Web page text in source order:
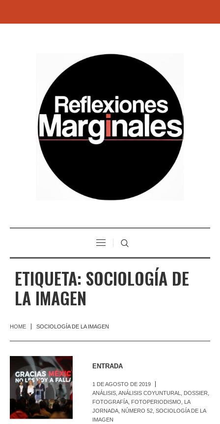
ETIQUETA: SOCIOLOGÍA DE
LA IMAGEN
HOME SOCIOLOGÍA DE LA IMAGEN
ENTRADA
1 DE AGOSTO DE 2019
ANÁLISIS ,ANÁLISIS COYUNTURAL DOSSIER
FOTOGRAFÍA FOTOPERIODISMO
LA
JORNADA NÚMERO 52 ,SOCIOLOGÍA DE LA
IMAGEN